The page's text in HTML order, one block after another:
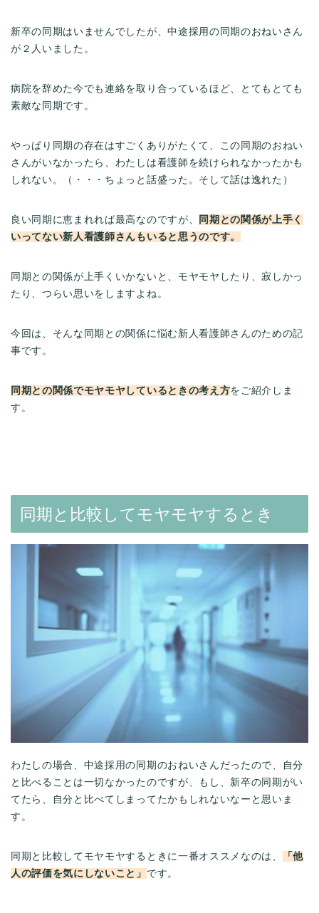
新卒の同期はいませんでしたが、中途採用の同期のおねいさん
が２人いました。
病院を辞めた今でも連絡を取り合っているほど、とてもとても
素敵な同期です。
やっぱり同期の存在はすごくありがたくて、この同期のおねい
さんがいなかったら、わたしは看護師を続けられなかったかも
しれない。（・・・ちょっと話盛った。そして話は逸れた）
良い同期に恵まれれば最高なのですが、
同期との関係が上手く
いってない新人看護師さんもいると思うのです。
同期との関係が上手くいかないと、モヤモヤしたり、寂しかっ
たり、つらい思いをしますよね。
今回は、そんな同期との関係に悩む新人看護師さんのための記
事です。
同期との関係でモヤモヤしているときの考え方をご紹介しま
す。
同期と比較してモヤモヤするとき
わたしの場合、中途採用の同期のおねいさんだったので、自分
と比べることは一切なかったのですが、もし、新卒の同期がい
てたら、自分と比べてしまってたかもしれないなーと思いま
す。
同期と比較してモヤモヤするときに一番オススメなのは、
「他
人の評価を気にしないこと」 です。